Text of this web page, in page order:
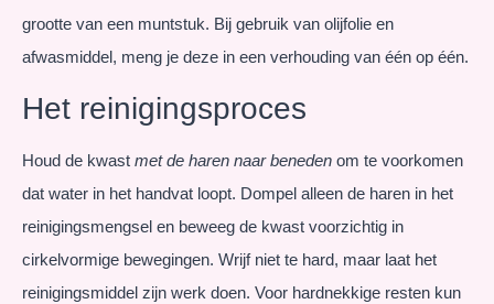
grootte van een muntstuk. Bij gebruik van olijfolie en
afwasmiddel, meng je deze in een verhouding van één op één.
Het reinigingsproces
Houd de kwast met de haren naar beneden om te voorkomen
dat water in het handvat loopt. Dompel alleen de haren in het
reinigingsmengsel en beweeg de kwast voorzichtig in
cirkelvormige bewegingen. Wrijf niet te hard, maar laat het
reinigingsmiddel zijn werk doen. Voor hardnekkige resten kun